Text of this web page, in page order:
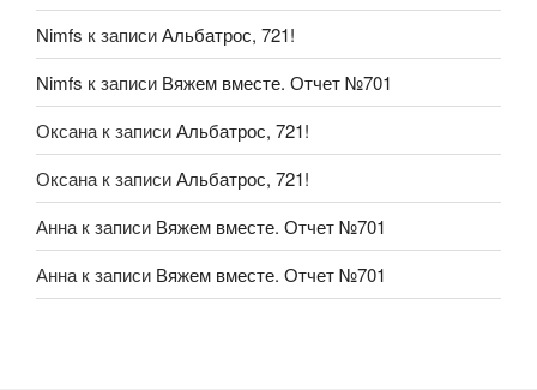
Nimfs к записиАльбатрос, 721!
Nimfs к записи Вяжем вместе. Отчет №701
Оксана к записиАльбатрос, 721!
Оксана к записиАльбатрос, 721!
Анна к записи Вяжем вместе. Отчет №701
Анна к записи Вяжем вместе. Отчет №701